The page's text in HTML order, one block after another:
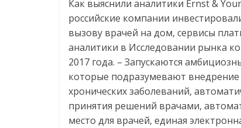
Как выяснили аналитики Ernst &
российские компании
вызову врачей на дом, сервисы
аналитики в Исследовании рынка
2017 года. – Запускаются
которые подразумевают
хронических заболеваний,
принятия решений врачами,
место для врачей, единая